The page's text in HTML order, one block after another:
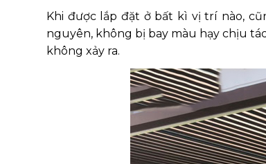
Khi được lắp đặt ở bất kì vị trí nào,
nguyên, không bị bay màu hạy chịu
không xảy ra.